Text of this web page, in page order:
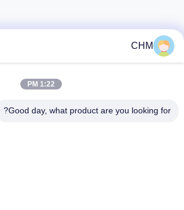
CHM
1:22 PM
Good day, what product are you looking